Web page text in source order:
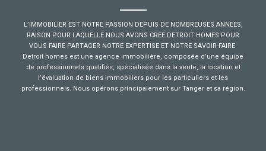
L’IMMOBILIER EST NOTRE PASSION DEPUIS DE NOMBREUSES ANNEES,
RAISON POUR LAQUELLE NOUS AVONS CREE DETROIT HOMES POUR
VOUS FAIRE PARTAGER NOTRE EXPERTISE ET NOTRE SAVOIR-FAIRE.
Detroit homes est une agence immobilière, composée d’une équipe
de professionnels qualifiés, spécialisée dans la vente, la location et
l’évaluation de biens immobiliers pour les particuliers et les
professionnels. Nous opérons principalement sur Tanger et sa région.